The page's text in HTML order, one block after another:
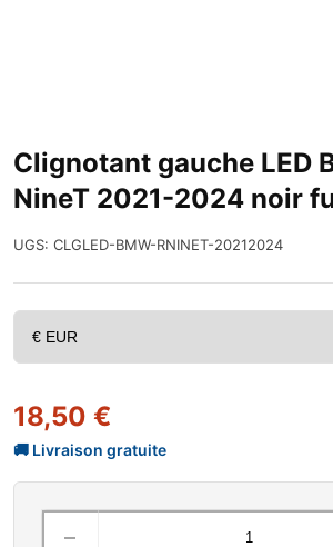
Clignotant gauche LED
NineT 2021-2024 noir
UGS: CLGLED-BMW-RNINET-20212024
18,50 €